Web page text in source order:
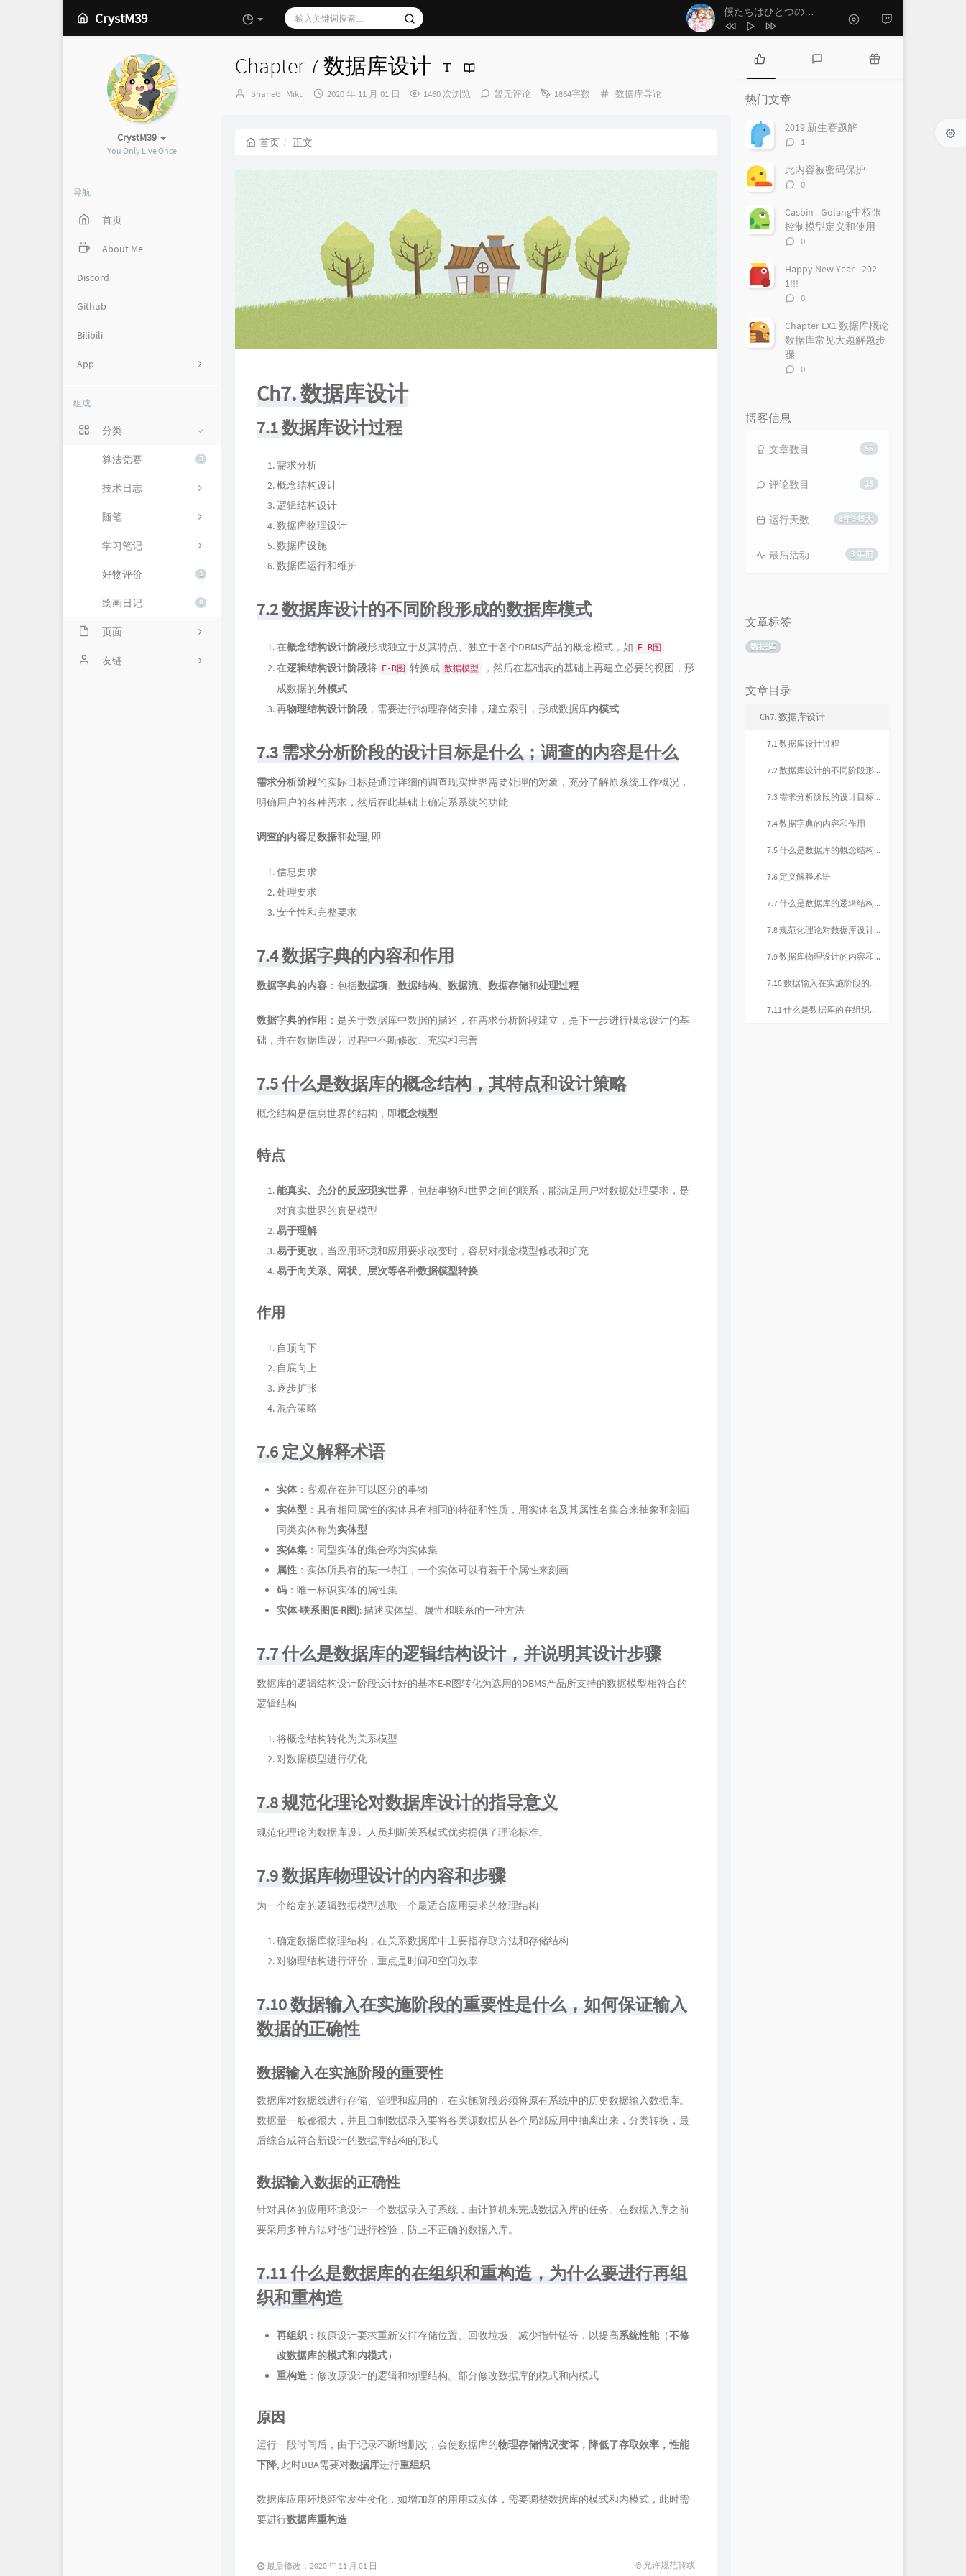
CrystM39 - μ's
2 僕たちはひとつの光 μ's
2人きりになっちゃってよ
Hanon / Kotoha
エンヴィーベイビー
CBNEL / 日野森志歩 / 小豆沢こはね / 草薙
寧々 / 東雲絵名 / 鏡音レン
サマータイムゴースト
水曜日のカンパネラ
CrystM39
You Only Live Once
导航
首页
About Me
Discord
Github
Bilibili
App
组成
分类
3
算法竞赛
技术日志
随笔
学习笔记
1
好物评价
0
绘画日记
页面
留言板
友链
Chapter 7 数据库设计
博
ShaneG_Miku
发
2020 年 11 月 01 日 1460 次浏览 暂无评论 1864字数
分
数据库导论
首页 正文
Ch7. 数据库设计
7.1 数据库设计过程
需求分析
概念结构设计
逻辑结构设计
数据库物理设计
数据库设施
数据库运行和维护
7.2 数据库设计的不同阶段形成的数据库模式
在概念结构设计阶段形成独立于及其特点、独立于各个DBMS产品的概念模式，如 E-R图
在逻辑结构设计阶段将 E-R图 转换成 数据模型
，然后在基础表的基础上再建立必要的视图，形
成数据的外模式
再物理结构设计阶段 ，需要进行物理存储安排，建立索引，形成数据库内模式
7.3 需求分析阶段的设计目标是什么；调查的内容是什么
需求分析阶段的实际目标是通过详细的调查现实世界需要处理的对象，充分了解原系统工作概况，
明确用户的各种需求，然后在此基础上确定系系统的功能
调查的内容是数据和处理, 即
信息要求
处理要求
安全性和完整要求
7.4 数据字典的内容和作用
数据字典的内容 ：包括数据项、 数据结构、 数据流、 数据存储和处理过程
数据字典的作用 ：是关于数据库中数据的描述，在需求分析阶段建立，是下一步进行概念设计的基
础，并在数据库设计过程中不断修改、充实和完善
7.5 什么是数据库的概念结构，其特点和设计策略
概念结构是信息世界的结构，即概念模型
特点
能真实、充分的反应现实世界 ，包括事物和世界之间的联系，能满足用户对数据处理要求，是
对真实世界的真是模型
易于理解
易于更改 ，当应用环境和应用要求改变时，容易对概念模型修改和扩充
易于向关系、网状、层次等各种数据模型转换
作用
自顶向下
自底向上
逐步扩张
混合策略
7.6 定义解释术语
实体 ：客观存在并可以区分的事物
实体型 ：具有相同属性的实体具有相同的特征和性质，用实体名及其属性名集合来抽象和刻画
同类实体称为实体型
实体集 ：同型实体的集合称为实体集
属性 ：实体所具有的某一特征，一个实体可以有若干个属性来刻画
码 ：唯一标识实体的属性集
实体-联系图(E-R图): 描述实体型、属性和联系的一种方法
7.7 什么是数据库的逻辑结构设计，并说明其设计步骤
数据库的逻辑结构设计阶段设计好的基本E-R图转化为选用的DBMS产品所支持的数据模型相符合的
逻辑结构
将概念结构转化为关系模型
对数据模型进行优化
7.8 规范化理论对数据库设计的指导意义
规范化理论为数据库设计人员判断关系模式优劣提供了理论标准。
7.9 数据库物理设计的内容和步骤
为一个给定的逻辑数据模型选取一个最适合应用要求的物理结构
确定数据库物理结构，在关系数据库中主要指存取方法和存储结构
对物理结构进行评价，重点是时间和空间效率
7.10 数据输入在实施阶段的重要性是什么，如何保证输入
数据的正确性
数据输入在实施阶段的重要性
数据库对数据线进行存储、管理和应用的，在实施阶段必须将原有系统中的历史数据输入数据库。
数据量一般都很大，并且自制数据录入要将各类源数据从各个局部应用中抽离出来，分类转换，最
后综合成符合新设计的数据库结构的形式
数据输入数据的正确性
针对具体的应用环境设计一个数据录入子系统，由计算机来完成数据入库的任务。在数据入库之前
要采用多种方法对他们进行检验，防止不正确的数据入库。
7.11 什么是数据库的在组织和重构造，为什么要进行再组
织和重构造
再组织 ：按原设计要求重新安排存储位置、回收垃圾、减少指针链等，以提高系统性能 （不修
改数据库的模式和内模式）
重构造 ：修改原设计的逻辑和物理结构。部分修改数据库的模式和内模式
原因
运行一段时间后，由于记录不断增删改，会使数据库的物理存储情况变坏，降低了存取效率，性能
下降, 此时DBA需要对数据库进行重组织
数据库应用环境经常发生变化，如增加新的用用或实体，需要调整数据库的模式和内模式，此时需
要进行数据库重构造
最后修改：2020 年 11 月 01 日 © 允许规范转载
热
门
文
章
论
热门文章
2019 新生赛题解
评
数：
1
此内容被密码保护
评
数：
0
Casbin - Golang中权限
控制模型定义和使用
评
数：
0
Happy New Year - 202
1!!!
评
数：
0
Chapter EX1 数据库概论
数据库常见大题解题步
骤
评
0
博客信息
55
文章数目
15
评论数目
8年345天
运行天数
3 年前
最后活动
文章标签
数据库
文章目录
Ch7. 数据库设计
7.1 数据库设计过程
7.2 数据库设计的不同阶段形成的数据库模式
7.3 需求分析阶段的设计目标是什么；调查的内容是什么
7.4 数据字典的内容和作用
7.5 什么是数据库的概念结构，其特点和设计策略
7.6 定义解释术语
7.7 什么是数据库的逻辑结构设计，并说明其设计步骤
7.8 规范化理论对数据库设计的指导意义
7.9 数据库物理设计的内容和步骤
7.10 数据输入在实施阶段的重要性是什么，如何保证输入数据的正确性
7.11 什么是数据库的在组织和重构造，为什么要进行再组织和重构造